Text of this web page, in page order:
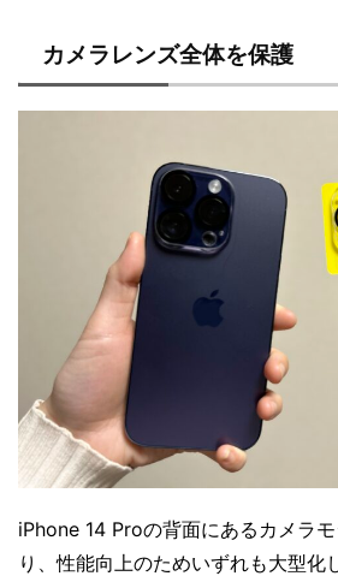
カメラレンズ全体を保護
iPhone 14 Proの背面にあるカメラ
り、性能向上のためいずれも大型化